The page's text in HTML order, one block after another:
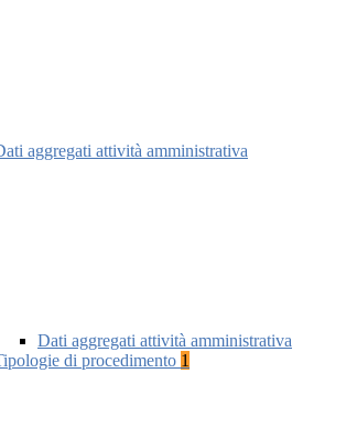
aggregati attività amministrativa
Dati aggregati attività amministrativa
di procedimento 1